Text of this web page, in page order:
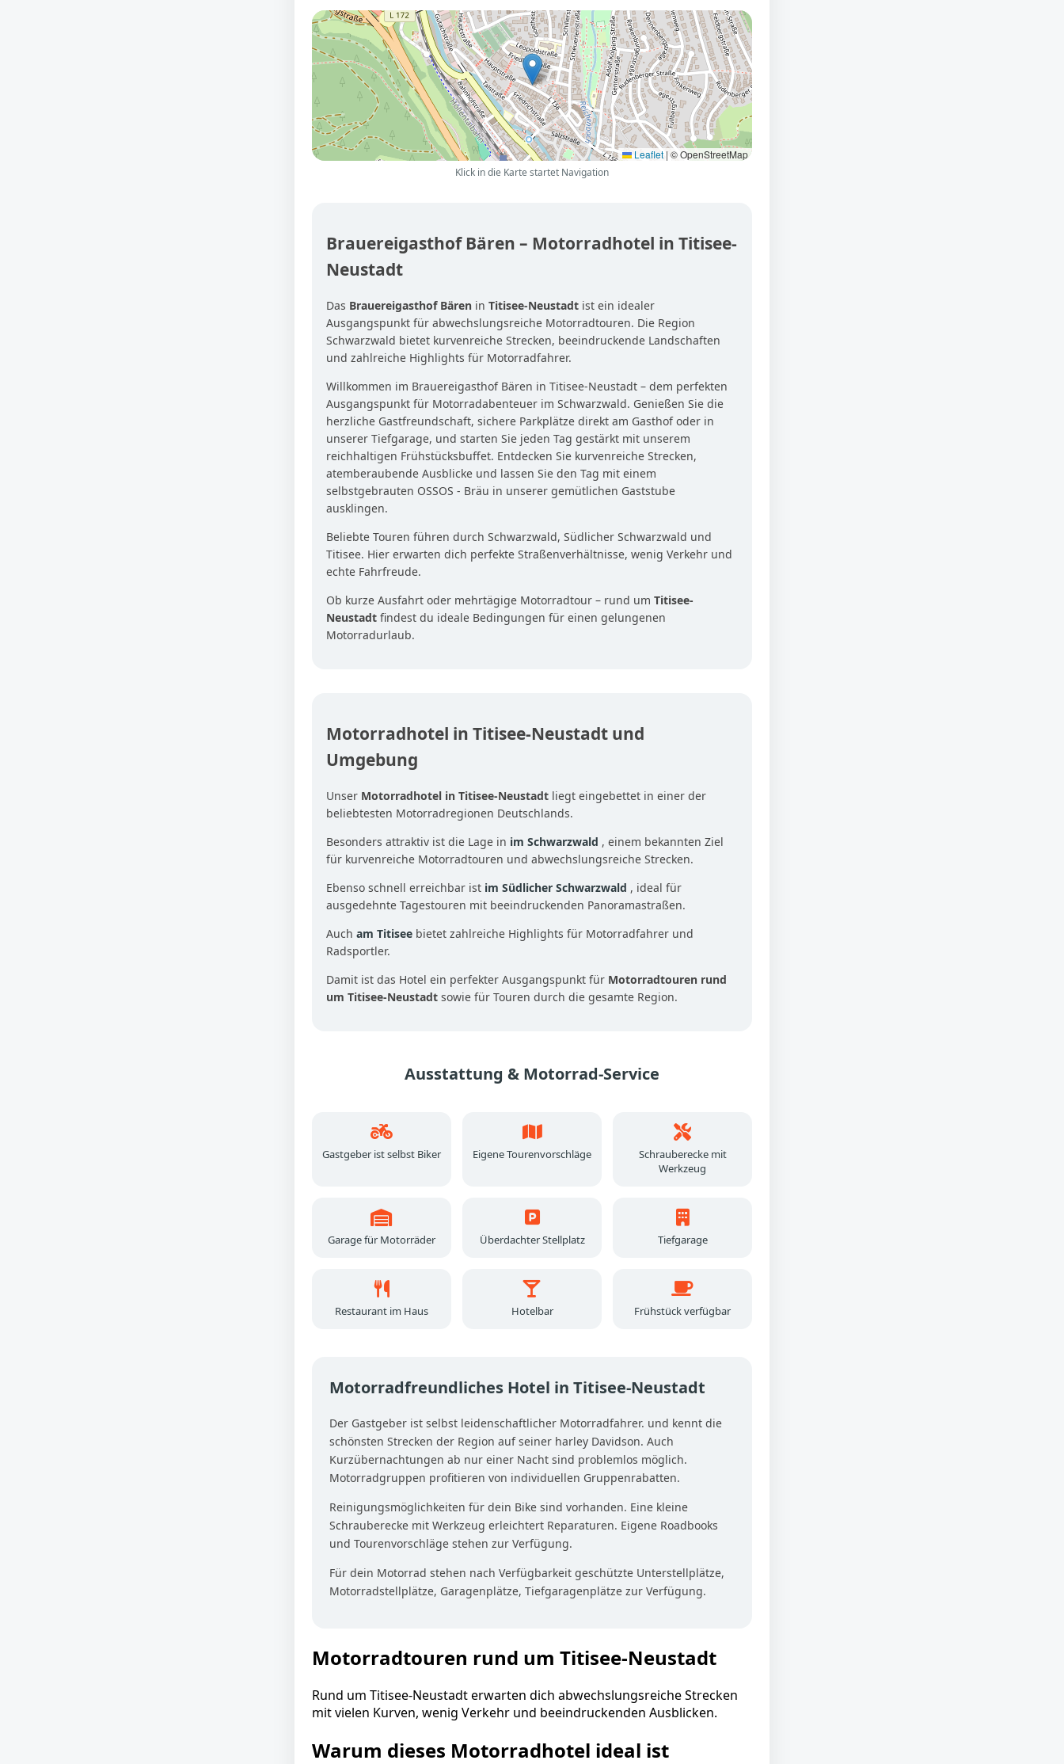
Leaflet | © OpenStreetMap
Klick in die Karte startet Navigation
Brauereigasthof Bären – Motorradhotel in Titisee-
Neustadt
Das Brauereigasthof Bären in Titisee-Neustadt ist ein idealer
Ausgangspunkt für abwechslungsreiche Motorradtouren. Die Region
Schwarzwald bietet kurvenreiche Strecken, beeindruckende Landschaften
und zahlreiche Highlights für Motorradfahrer.
Willkommen im Brauereigasthof Bären in Titisee-Neustadt – dem perfekten
Ausgangspunkt für Motorradabenteuer im Schwarzwald. Genießen Sie die
herzliche Gastfreundschaft, sichere Parkplätze direkt am Gasthof oder in
unserer Tiefgarage, und starten Sie jeden Tag gestärkt mit unserem
reichhaltigen Frühstücksbuffet. Entdecken Sie kurvenreiche Strecken,
atemberaubende Ausblicke und lassen Sie den Tag mit einem
selbstgebrauten OSSOS - Bräu in unserer gemütlichen Gaststube
ausklingen.
Beliebte Touren führen durch Schwarzwald, Südlicher Schwarzwald und
Titisee. Hier erwarten dich perfekte Straßenverhältnisse, wenig Verkehr und
echte Fahrfreude.
Ob kurze Ausfahrt oder mehrtägige Motorradtour – rund um Titisee-
Neustadt findest du ideale Bedingungen für einen gelungenen
Motorradurlaub.
Motorradhotel in Titisee-Neustadt und
Umgebung
Unser Motorradhotel in Titisee-Neustadt liegt eingebettet in einer der
beliebtesten Motorradregionen Deutschlands.
Besonders attraktiv ist die Lage in im Schwarzwald , einem bekannten Ziel
für kurvenreiche Motorradtouren und abwechslungsreiche Strecken.
Ebenso schnell erreichbar ist im Südlicher Schwarzwald , ideal für
ausgedehnte Tagestouren mit beeindruckenden Panoramastraßen.
Auch am Titisee bietet zahlreiche Highlights für Motorradfahrer und
Radsportler.
Damit ist das Hotel ein perfekter Ausgangspunkt für Motorradtouren rund
um Titisee-Neustadt sowie für Touren durch die gesamte Region.
Ausstattung & Motorrad-Service
Gastgeber ist selbst Biker Eigene Tourenvorschläge
Schrauberecke mit
Werkzeug
Garage für Motorräder Überdachter Stellplatz Tiefgarage
Restaurant im Haus Hotelbar Frühstück verfügbar
Motorradfreundliches Hotel in Titisee-Neustadt
Der Gastgeber ist selbst leidenschaftlicher Motorradfahrer. und kennt die
schönsten Strecken der Region auf seiner harley Davidson. Auch
Kurzübernachtungen ab nur einer Nacht sind problemlos möglich.
Motorradgruppen profitieren von individuellen Gruppenrabatten.
Reinigungsmöglichkeiten für dein Bike sind vorhanden. Eine kleine
Schrauberecke mit Werkzeug erleichtert Reparaturen. Eigene Roadbooks
und Tourenvorschläge stehen zur Verfügung.
Für dein Motorrad stehen nach Verfügbarkeit geschützte Unterstellplätze,
Motorradstellplätze, Garagenplätze, Tiefgaragenplätze zur Verfügung.
Motorradtouren rund um Titisee-Neustadt
Rund um Titisee-Neustadt erwarten dich abwechslungsreiche Strecken
mit vielen Kurven, wenig Verkehr und beeindruckenden Ausblicken.
Warum dieses Motorradhotel ideal ist